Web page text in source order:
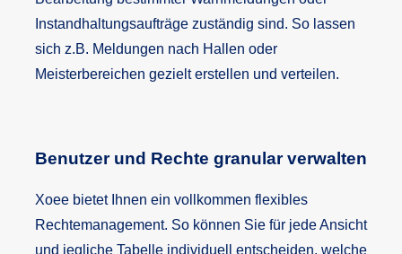
Instandhaltungsaufträge zuständig sind. So lassen
sich z.B. Meldungen nach Hallen oder
Meisterbereichen gezielt erstellen und verteilen.
Benutzer und Rechte granular verwalten
Xoee bietet Ihnen ein vollkommen flexibles
Rechtemanagement. So können Sie für jede Ansicht
und jegliche Tabelle individuell entscheiden, welche